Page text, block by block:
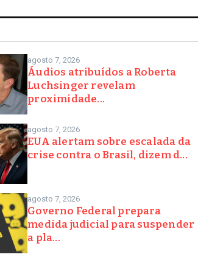
agosto 7, 2026
Áudios atribuídos a Roberta
Luchsinger revelam
proximidade...
agosto 7, 2026
EUA alertam sobre escalada da
crise contra o Brasil, dizem d...
agosto 7, 2026
Governo Federal prepara
medida judicial para suspender
a pla...